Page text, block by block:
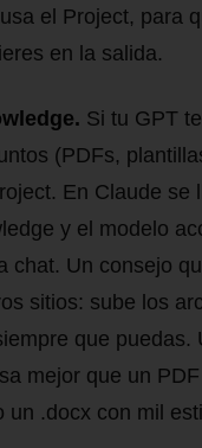
el Project, para
en la salida.
Si tu GPT
(PDFs,
En Claude se
y el modelo
chat. Un consejo
sitios: sube los
que puedas.
mejor que un PDF
un .docx con mil